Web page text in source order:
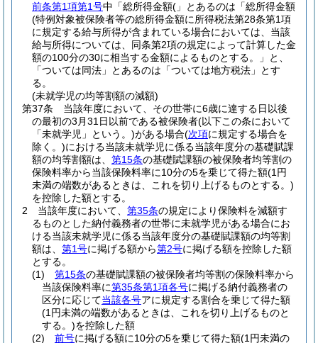
前条第1項第1号中「総所得金額(」とあるのは「総所得金額
(特例対象被保険者等の総所得金額に所得税法第28条第1項
に規定する給与所得が含まれている場合においては、当該
給与所得については、同条第2項の規定によって計算した金
額の100分の30に相当する金額によるものとする。」と、
「ついては同法」とあるのは「ついては地方税法」とす
る。
(未就学児の均等割額の減額)
第37条
当該年度において、その世帯に6歳に達する日以後
の最初の3月31日以前である被保険者(以下この条において
「未就学児」という。)がある場合(次項に規定する場合を
除く。)における当該未就学児に係る当該年度分の基礎賦課
額の均等割額は、 第15条の基礎賦課額の被保険者均等割の
保険料率から当該保険料率に10分の5を乗じて得た額(1円
未満の端数があるときは、これを切り上げるものとする。)
を控除した額とする。
2
当該年度において、 第35条の規定により保険料を減額す
るものとした納付義務者の世帯に未就学児がある場合にお
ける当該未就学児に係る当該年度分の基礎賦課額の均等割
額は、 第1号に掲げる額から第2号に掲げる額を控除した額
とする。
(1)
第15条の基礎賦課額の被保険者均等割の保険料率から
当該保険料率に第35条第1項各号に掲げる納付義務者の
区分に応じて当該各号アに規定する割合を乗じて得た額
(1円未満の端数があるときは、これを切り上げるものと
する。)を控除した額
(2)
前号に掲げる額に10分の5を乗じて得た額(1円未満の